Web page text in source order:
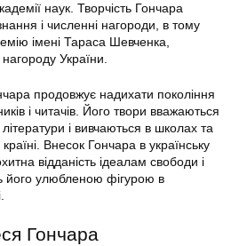
наук. Творчість Гончара
і численні нагороди, в тому
імені Тараса Шевченка,
України.
продовжує надихати покоління
і читачів. Його твори вважаються
і вивчаються в школах та
Внесок Гончара в українську
відданість ідеалам свободи і
його улюбленою фігурою в
Гончара